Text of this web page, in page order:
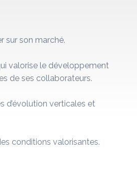
sur son marché.
valorise le développement
de ses collaborateurs.
d’évolution verticales et
conditions valorisantes.